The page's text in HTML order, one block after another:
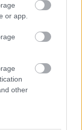
or app.
other
ellen
azok nem
teljesül